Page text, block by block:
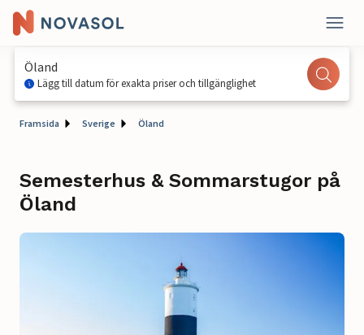
Öland
Lägg till datum för exakta priser och tillgänglighet
Framsida Sverige Öland
Semesterhus & Sommarstugor på
Öland